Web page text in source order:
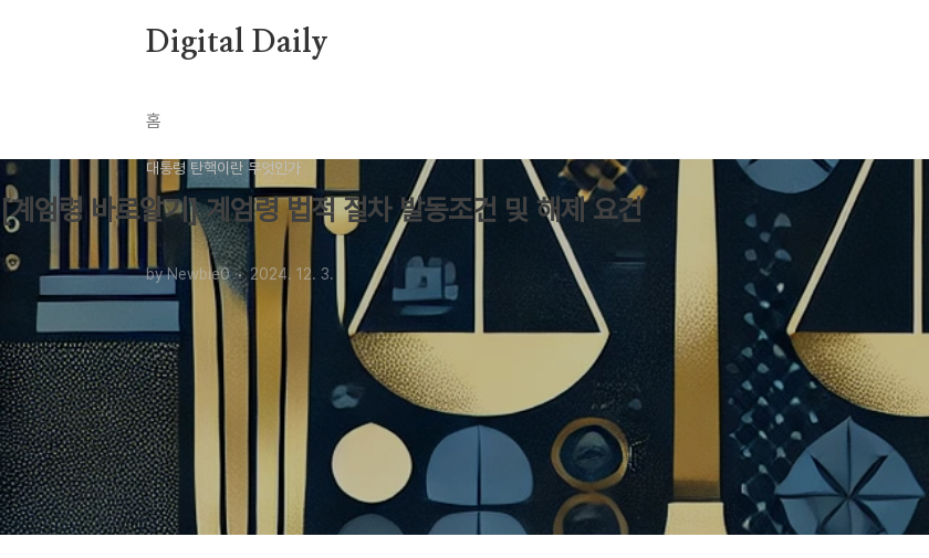
Digital Daily
홈
대통령 탄핵이란 무엇인가
[계엄령 바로알기] 계엄령 법적 절차 발동조건 및 해제 요건
by Newbie0 2024. 12. 3.